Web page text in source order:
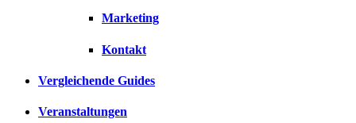
Marketing
Kontakt
Vergleichende Guides
Veranstaltungen